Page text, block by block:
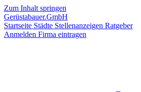
Zum Inhalt springen
Gerüstabauer.GmbH
Startseite Städte Stellenanzeigen Ratgeber
Anmelden Firma eintragen